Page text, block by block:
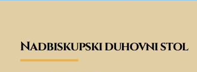
Nadbiskupski duhovni stol